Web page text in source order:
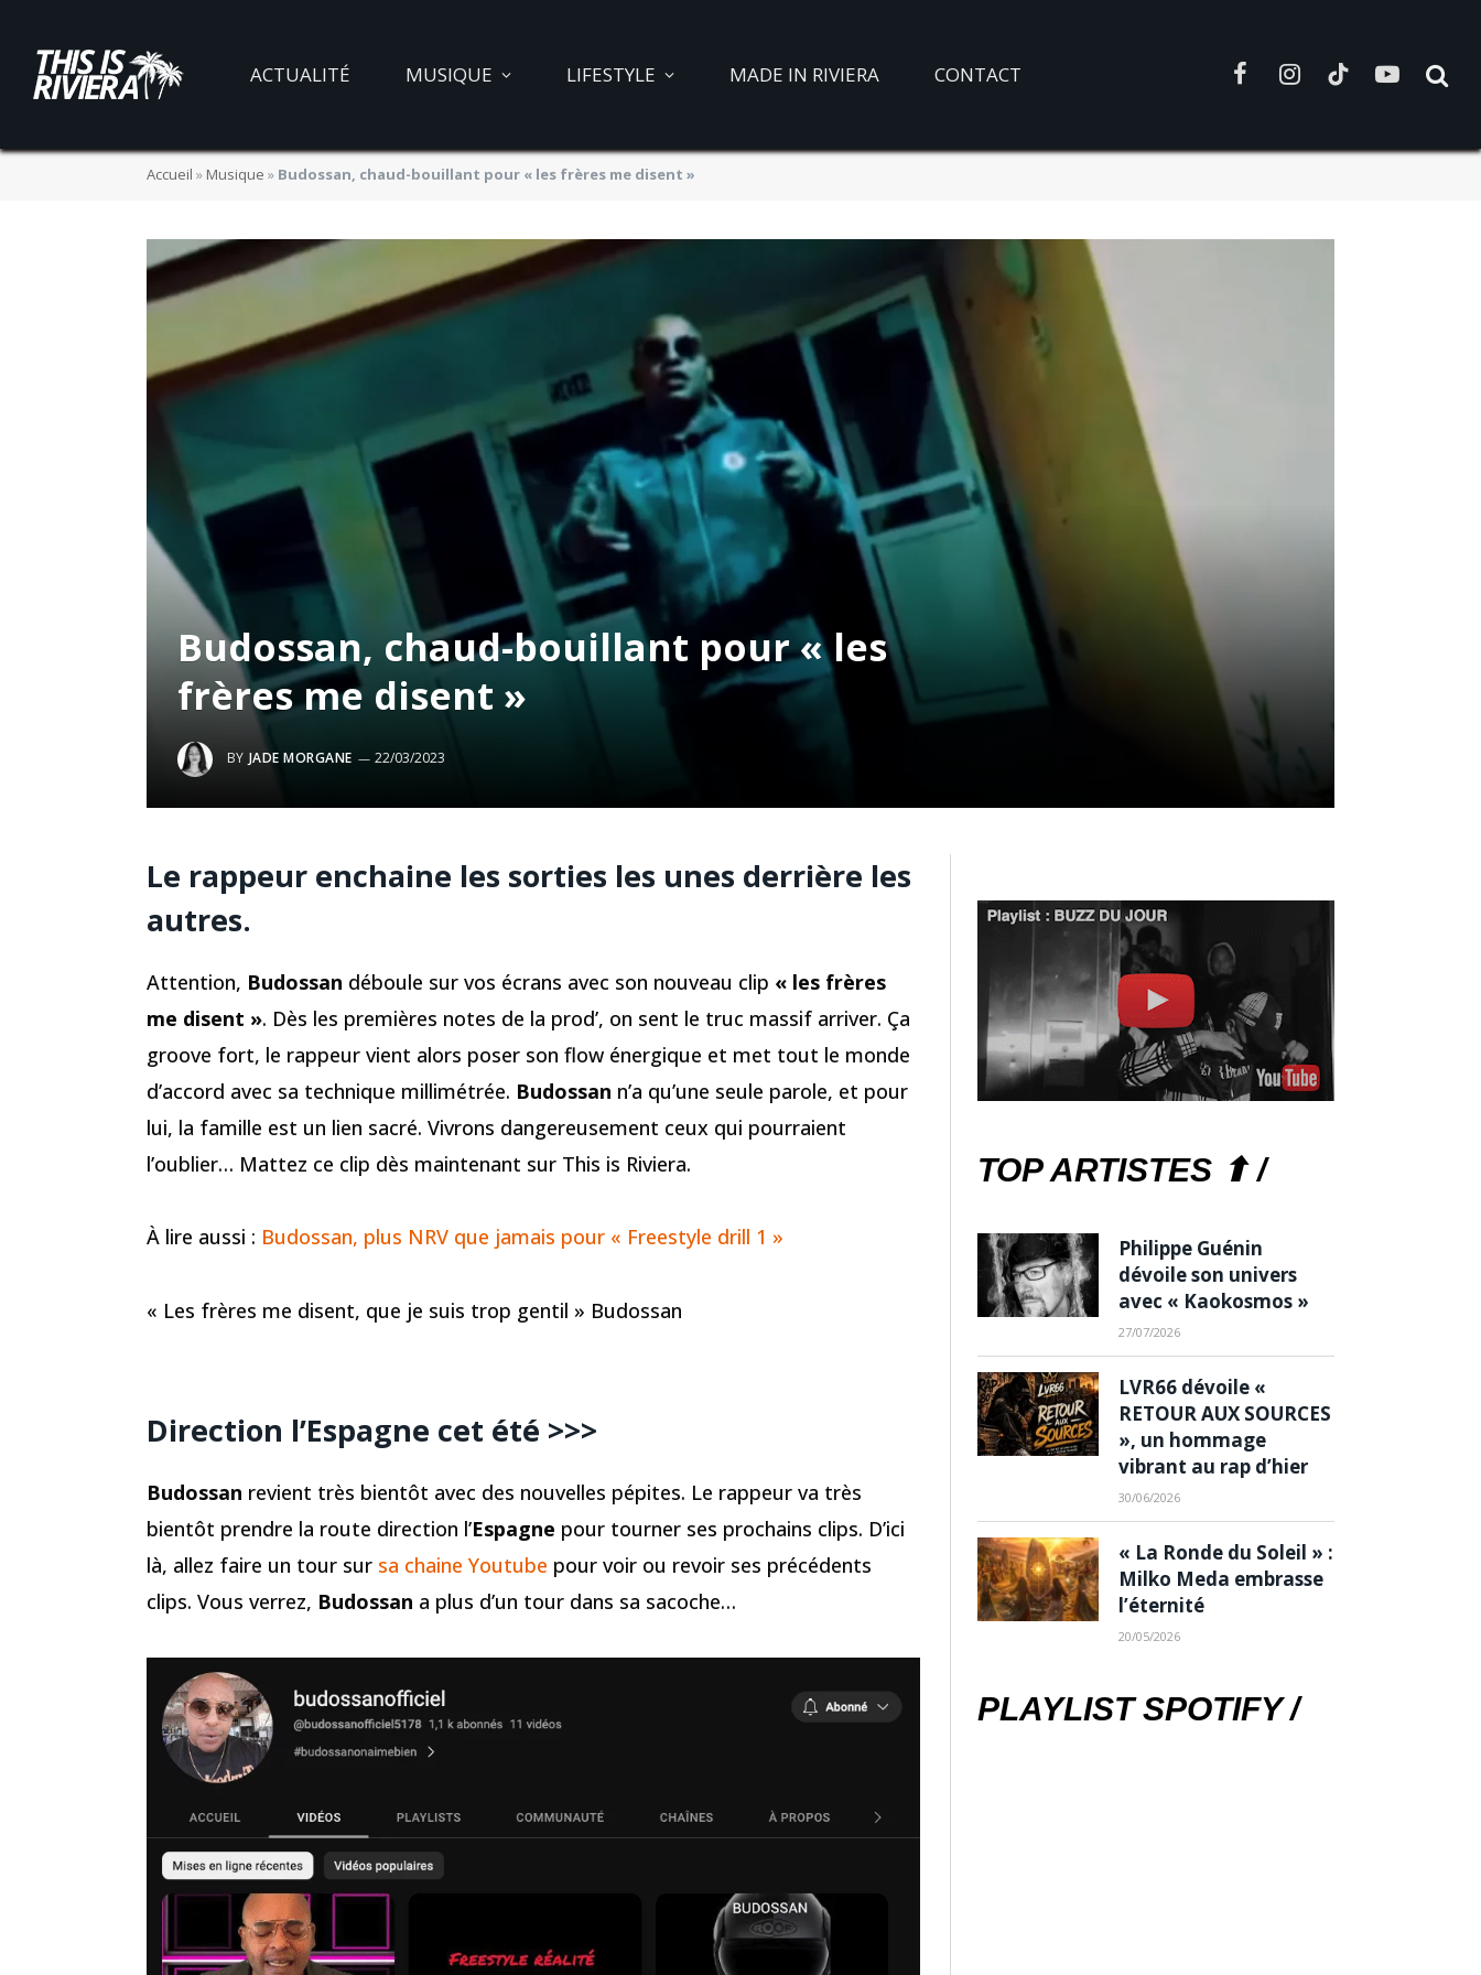
ACTUALITÉ MUSIQUE LIFESTYLE MADE IN RIVIERA CONTACT FacebookInstagramTikTokYouTube
Accueil » Musique » Budossan, chaud-bouillant pour « les frères me disent »
Budossan, chaud-bouillant pour « les
frères me disent »
BY JADE MORGANE 22/03/2023
Le rappeur enchaine les sorties les unes derrière les
autres.
Attention, Budossan déboule sur vos écrans avec son nouveau clip « les frères
me disent ». Dès les premières notes de la prod’, on sent le truc massif arriver. Ça
groove fort, le rappeur vient alors poser son flow énergique et met tout le monde
d’accord avec sa technique millimétrée. Budossan n’a qu’une seule parole, et pour
lui, la famille est un lien sacré. Vivrons dangereusement ceux qui pourraient
l’oublier… Mattez ce clip dès maintenant sur This is Riviera.
À lire aussi : Budossan, plus NRV que jamais pour « Freestyle drill 1 »
« Les frères me disent, que je suis trop gentil » Budossan
Direction l’Espagne cet été >>>
Budossan revient très bientôt avec des nouvelles pépites. Le rappeur va très
bientôt prendre la route direction l’Espagne pour tourner ses prochains clips. D’ici
là, allez faire un tour sur sa chaine Youtube pour voir ou revoir ses précédents
clips. Vous verrez, Budossan a plus d’un tour dans sa sacoche…
TOP ARTISTES ⬆ /
Philippe Guénin
dévoile son univers
avec « Kaokosmos »
27/07/2026
LVR66 dévoile «
RETOUR AUX SOURCES
», un hommage
vibrant au rap d’hier
30/06/2026
« La Ronde du Soleil » :
Milko Meda embrasse
l’éternité
20/05/2026
PLAYLIST SPOTIFY /